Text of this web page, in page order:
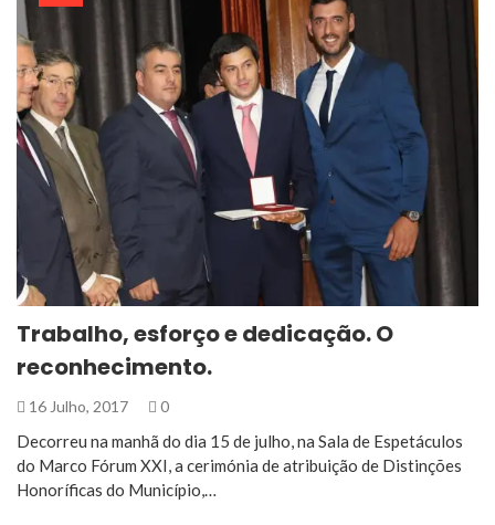
Trabalho, esforço e dedicação. O
reconhecimento.
16 Julho, 2017 0
Decorreu na manhã do dia 15 de julho, na Sala de Espetáculos
do Marco Fórum XXI, a cerimónia de atribuição de Distinções
Honoríficas do Município,…